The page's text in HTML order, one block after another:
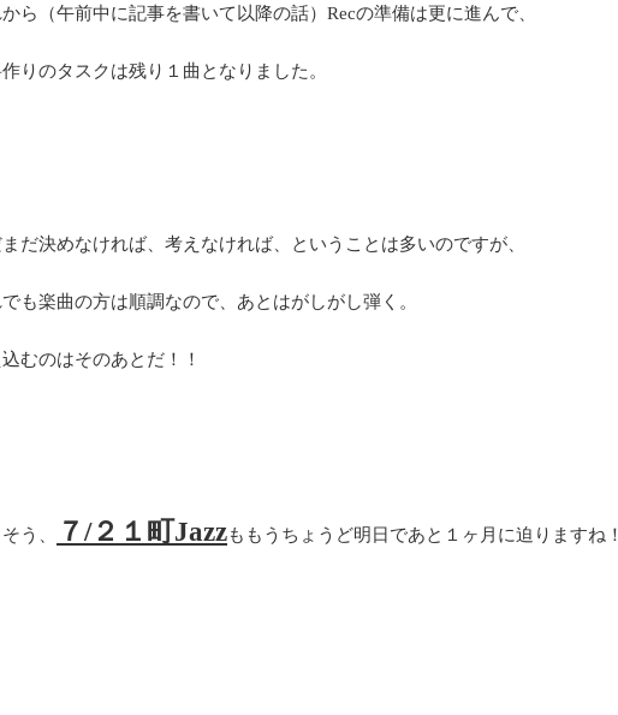
ら（午前中に記事を書いて以降の話）Recの準備は更に進んで、
りのタスクは残り１曲となりました。
まだ決めなければ、考えなければ、ということは多いのですが、
も楽曲の方は順調なので、あとはがしがし弾く。
むのはそのあとだ！！
う、 ７/２１町Jazzももうちょうど明日であと１ヶ月に迫りますね！